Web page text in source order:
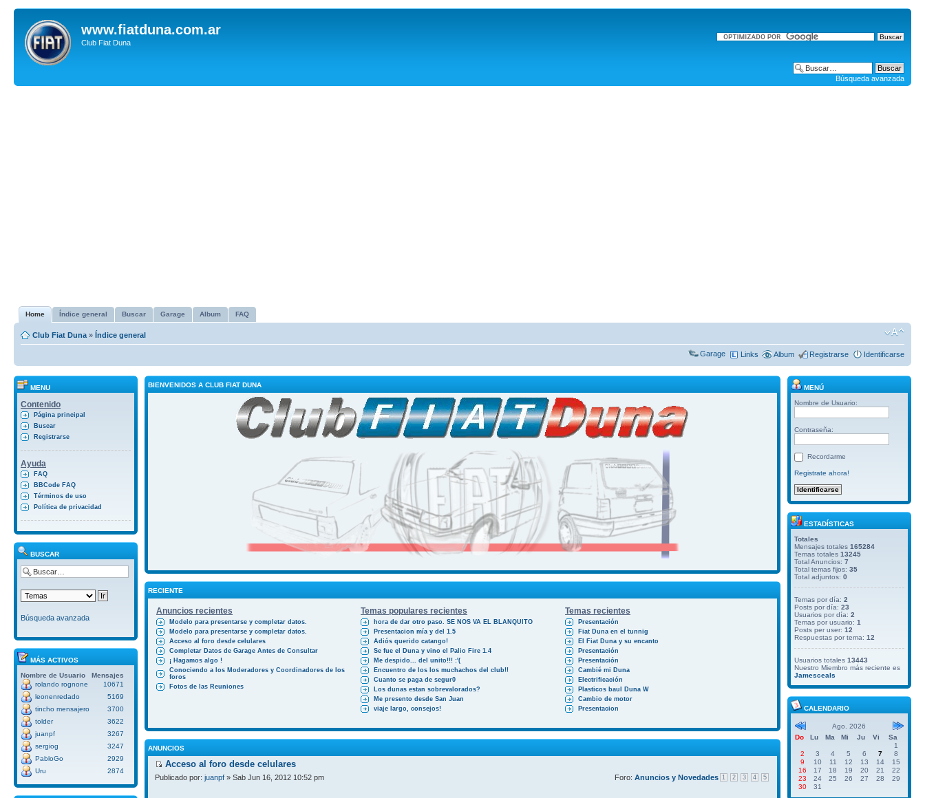
www.fiatduna.com.ar
Club Fiat Duna
Búsqueda avanzada
Home Índice general Buscar Garage Album FAQ
Club Fiat Duna » Índice general
Garage Links Album Registrarse Identificarse
MENU
Contenido
Página principal
Buscar
Registrarse
Ayuda
FAQ
BBCode FAQ
Términos de uso
Política de privacidad
BUSCAR
Búsqueda avanzada
MÁS ACTIVOS
Nombre de Usuario
Mensajes
rolando rognone
10671
leonenredado
5169
tincho mensajero
3700
tolder
3622
juanpf
3267
sergiog
3247
PabloGo
2929
Uru
2874
BIENVENIDOS A CLUB FIAT DUNA
RECIENTE
Anuncios recientes Temas populares recientes Temas recientes
Modelo para presentarse y completar datos.
Modelo para presentarse y completar datos.
Acceso al foro desde celulares
Completar Datos de Garage Antes de Consultar
¡ Hagamos algo !
Conociendo a los Moderadores y Coordinadores de los
foros
Fotos de las Reuniones
hora de dar otro paso. SE NOS VA EL BLANQUITO
Presentacion mía y del 1.5
Adiós querido catango!
Se fue el Duna y vino el Palio Fire 1.4
Me despido... del unito!!! :'(
Encuentro de los los muchachos del club!!
Cuanto se paga de segur0
Los dunas estan sobrevalorados?
Me presento desde San Juan
viaje largo, consejos!
Presentación
Fiat Duna en el tunnig
El Fiat Duna y su encanto
Presentación
Presentación
Cambié mi Duna
Electrificación
Plasticos baul Duna W
Cambio de motor
Presentacion
ANUNCIOS
Acceso al foro desde celulares
1 2 3 4 5
Publicado por: juanpf » Sab Jun 16, 2012 10:52 pm Foro: Anuncios y Novedades
MENÚ
Nombre de Usuario:
Contraseña:
Recordarme
Registrate ahora!
ESTADÍSTICAS
Totales
Mensajes totales 165284
Temas totales 13245
Total Anuncios: 7
Total temas fijos: 35
Total adjuntos: 0
Temas por día: 2
Posts por día: 23
Usuarios por día: 2
Temas por usuario: 1
Posts per user: 12
Respuestas por tema: 12
Usuarios totales 13443
Nuestro Miembro más reciente es
Jamesceals
CALENDARIO
Ago. 2026
Do
Lu Ma Mi Ju Vi
Sa
1
2
3 4 5 6 7
8
9
10 11 12 13 14
15
16
17 18 19 20 21
22
23
24 25 26 27 28
29
30
31